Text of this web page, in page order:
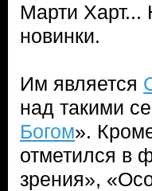
Марти Харт...
новинки.
Им является
над такими
Богом».
отметился в
зрения»,